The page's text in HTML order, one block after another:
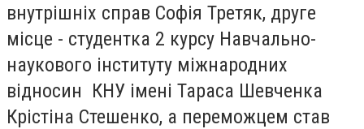
внутрішніх справ Софія Третяк, друге
місце - студентка 2 курсу Навчально-
наукового інституту міжнародних
відносин КНУ імені Тараса Шевченка
Крістіна Стешенко, а переможцем став